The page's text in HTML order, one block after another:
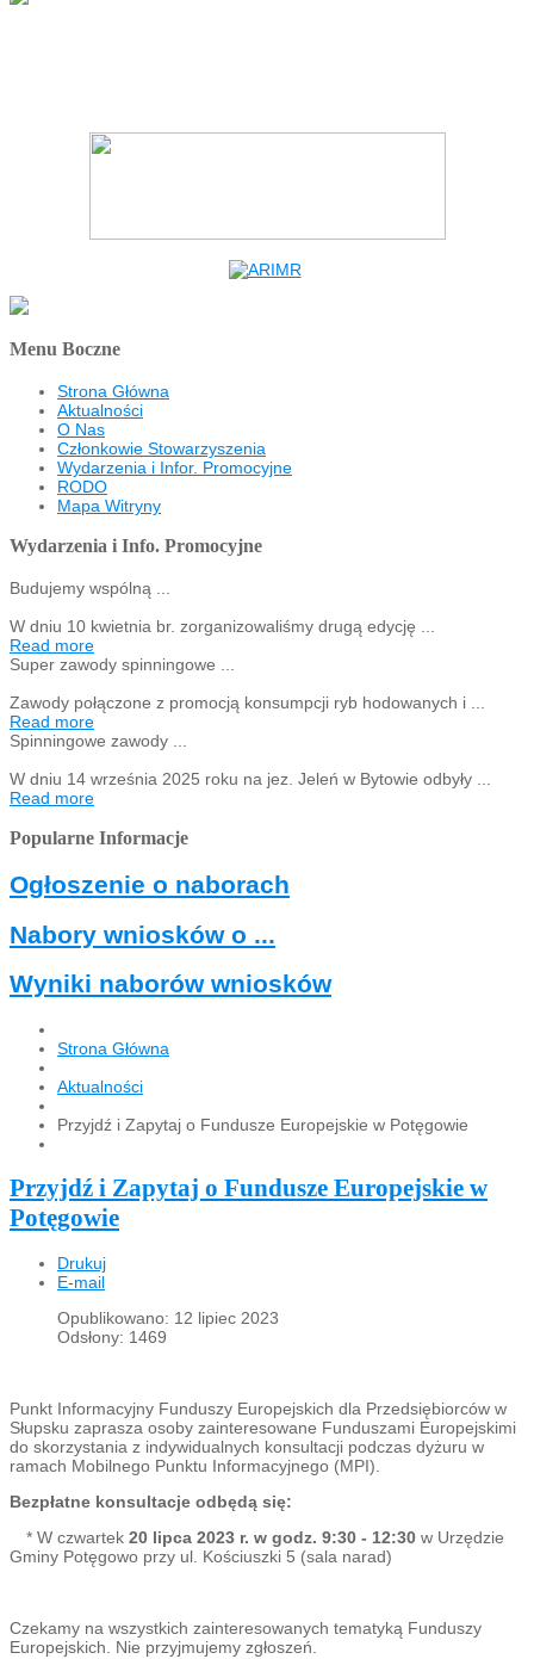
Menu Boczne
Strona Główna
Aktualności
O Nas
Członkowie Stowarzyszenia
Wydarzenia i Infor. Promocyjne
RODO
Mapa Witryny
Wydarzenia i Info. Promocyjne
Budujemy wspólną ...
W dniu 10 kwietnia br. zorganizowaliśmy drugą edycję ...
Read more
Super zawody spinningowe ...
Zawody połączone z promocją konsumpcji ryb hodowanych i ...
Read more
Spinningowe zawody ...
W dniu 14 września 2025 roku na jez. Jeleń w Bytowie odbyły ...
Read more
Popularne Informacje
Ogłoszenie o naborach
Nabory wniosków o ...
Wyniki naborów wniosków
Strona Główna
Aktualności
Przyjdź i Zapytaj o Fundusze Europejskie w Potęgowie
Przyjdź i Zapytaj o Fundusze Europejskie w
Potęgowie
Drukuj
E-mail
Opublikowano: 12 lipiec 2023
Odsłony: 1469
Punkt Informacyjny Funduszy Europejskich dla Przedsiębiorców w
Słupsku zaprasza osoby zainteresowane Funduszami Europejskimi
do skorzystania z indywidualnych konsultacji podczas dyżuru w
ramach Mobilnego Punktu Informacyjnego (MPI).
Bezpłatne konsultacje odbędą się:
* W czwartek 20 lipca 2023 r. w godz. 9:30 - 12:30 w Urzędzie
Gminy Potęgowo przy ul. Kościuszki 5 (sala narad)
Czekamy na wszystkich zainteresowanych tematyką Funduszy
Europejskich.​​ Nie przyjmujemy zgłoszeń.